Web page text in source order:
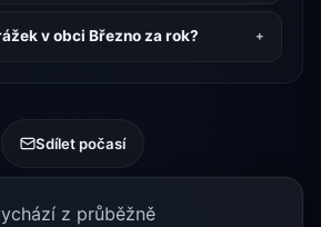
v obci Březno za rok?
Sdílet počasí
z průběžně